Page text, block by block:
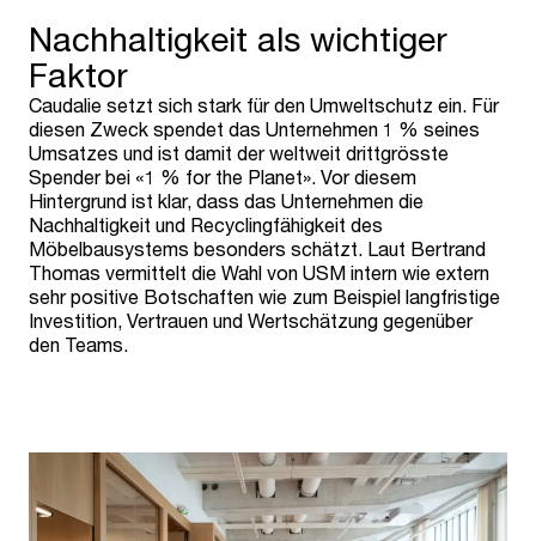
Nachhaltigkeit als wichtiger
Faktor
Caudalie setzt sich stark für den Umweltschutz ein. Für
diesen Zweck spendet das Unternehmen 1 % seines
Umsatzes und ist damit der weltweit drittgrösste
Spender bei «1 % for the Planet». Vor diesem
Hintergrund ist klar, dass das Unternehmen die
Nachhaltigkeit und Recyclingfähigkeit des
Möbelbausystems besonders schätzt. Laut Bertrand
Thomas vermittelt die Wahl von USM intern wie extern
sehr positive Botschaften wie zum Beispiel langfristige
Investition, Vertrauen und Wertschätzung gegenüber
den Teams.